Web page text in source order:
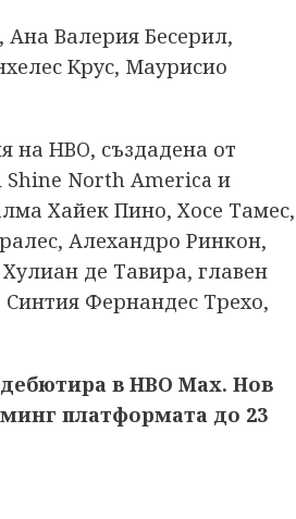
Ана Валерия Бесерил,
Крус, Маурисио
на HBO, създадена от
Shine North America и
Хайек Пино, Хосе Тамес,
Алехандро Ринкон,
де Тавира, главен
Синтия Фернандес Трехо,
в HBO Max. Нов
платформата до 23